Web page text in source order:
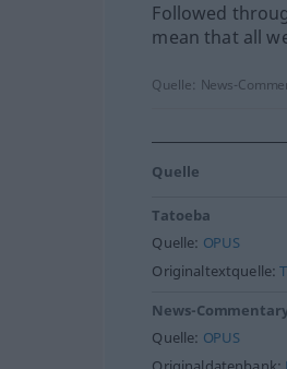
Followed
mean that all
Quelle: News-
Quelle
Tatoeba
Quelle: OPUS
Originaltextquelle:
News-
Quelle: OPUS